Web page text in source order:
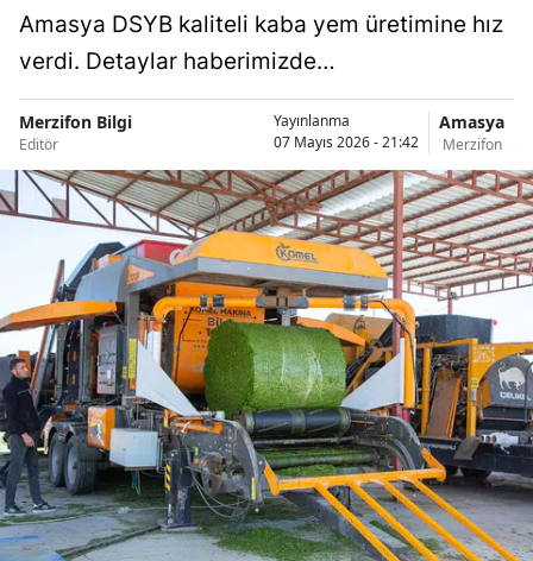
Amasya DSYB kaliteli kaba yem üretimine hız
verdi. Detaylar haberimizde…
Merzifon Bilgi
Editör
Yayınlanma
07 Mayıs 2026 - 21:42
Amasya
Merzifon